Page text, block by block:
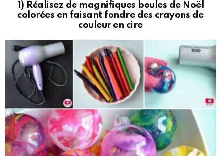
1) Réalisez de magnifiques boules de Noël
colorées en faisant fondre des crayons de
couleur en cire